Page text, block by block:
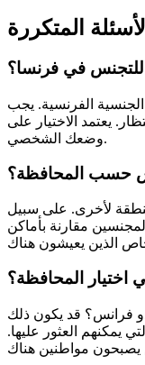
الأسئلة المتكررة
في فرنسا؟
الفرنسية. يجب
يعتمد الاختيار على
وضعك الشخصي.
حسب المحافظة؟
لأخرى. على سبيل
مقارنة بأماكن
اختيار المحافظة؟
فرانس؟ قد يكون ذلك
يمكنهم العثور عليها.